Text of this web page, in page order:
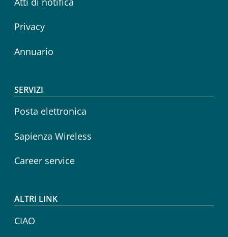
Privacy
Annuario
SERVIZI
Posta elettronica
Sapienza Wireless
Career service
ALTRI LINK
CIAO